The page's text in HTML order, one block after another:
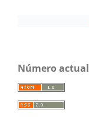
Número actual